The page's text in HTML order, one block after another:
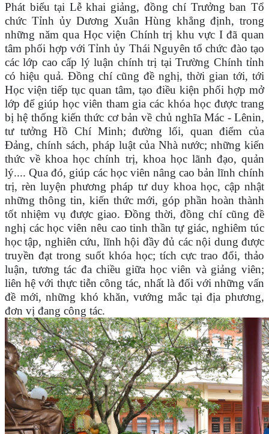
Phát biểu tại Lễ khai giảng, đồng chí Trưởng ban Tổ
chức Tỉnh ủyDương Xuân Hùng khẳng định, trong
những năm qua Học viện Chính trị khu vực I đã quan
tâm phối hợp với Tỉnh ủy Thái Nguyên tổ chức đào tạo
các lớp cao cấp lý luận chính trị tại Trường Chính tỉnh
có hiệu quả. Đồng chí cũng đề nghị, thời gian tới, tới
Học viện tiếp tục quan tâm, tạo điều kiện phối hợp mở
lớp để giúp học viên tham gia các khóa học được trang
bị hệ thống kiến thức cơ bản về chủ nghĩa Mác - Lênin,
tư tưởng Hồ Chí Minh; đường lối, quan điểm của
Đảng, chính sách, pháp luật của Nhà nước; những kiến
thức về khoa học chính trị, khoa học lãnh đạo, quản
lý.... Qua đó, giúp các học viên nâng cao bản lĩnh chính
trị, rèn luyện phương pháp tư duy khoa học, cập nhật
những thông tin, kiến thức mới, góp phần hoàn thành
tốt nhiệm vụ được giao. Đồng thời, đồng chí cũng đề
nghị các học viên nêu cao tinh thần tự giác, nghiêm túc
học tập, nghiên cứu, lĩnh hội đầy đủ các nội dung được
truyền đạt trong suốt khóa học; tích cực trao đổi, thảo
luận, tương tác đa chiều giữa học viên và giảng viên;
liên hệ với thực tiễn công tác, nhất là đối với những vấn
đề mới, những khó khăn, vướng mắc tại địa phương,
đơn vị đang công tác.